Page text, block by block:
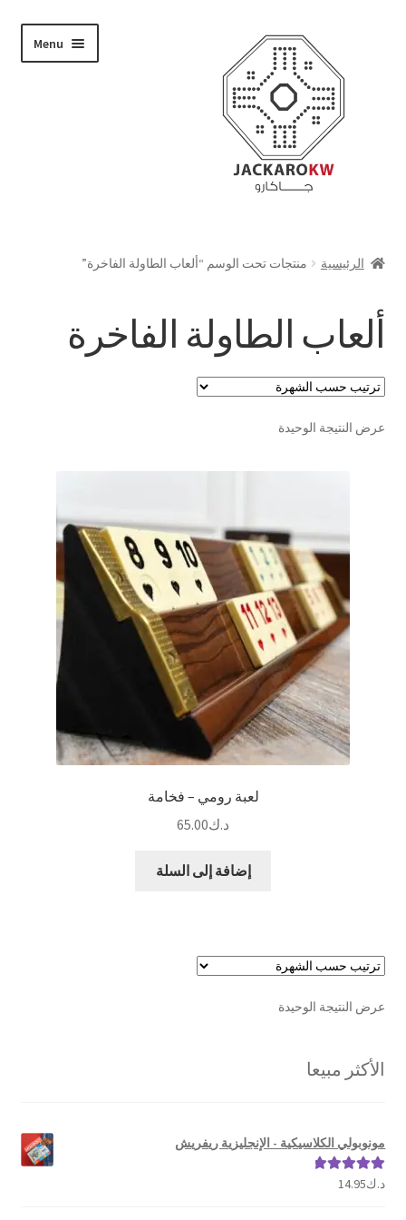
navigation
content
Menu
حسابي
الدفع
تواصل معنا
الرئيسية منتجات تحت الوسم “ألعاب الطاولة الفاخرة”
ألعاب الطاولة الفاخرة
عرض النتيجة الوحيدة
لعبة رومي – فخامة
د.ك65.00
إضافة إلى السلة
عرض النتيجة الوحيدة
الأكثر مبيعا
مونوبولي الكلاسيكية - الإنجليزية ريفريش
تم التقييم
د.ك14.95